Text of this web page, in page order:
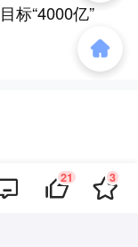
标“4000亿”
21 3